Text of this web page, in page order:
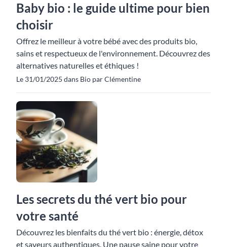
Baby bio : le guide ultime pour bien
choisir
Offrez le meilleur à votre bébé avec des produits bio,
sains et respectueux de l'environnement. Découvrez des
alternatives naturelles et éthiques !
Le 31/01/2025 dans Bio par Clémentine
Les secrets du thé vert bio pour
votre santé
Découvrez les bienfaits du thé vert bio : énergie, détox
et saveurs authentiques. Une pause saine pour votre